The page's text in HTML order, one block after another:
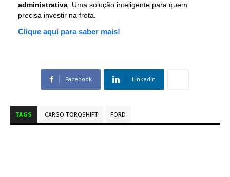
administrativa . Uma solução inteligente para quem
precisa investir na frota.
Clique aqui para saber mais!
Facebook Linkedin
TAGS CARGO TORQSHIFT FORD